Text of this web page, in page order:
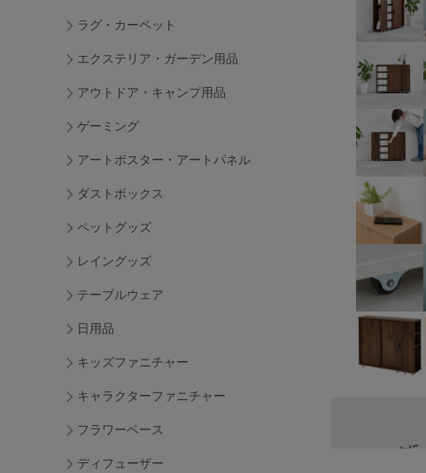
ラグ・カーペット
エクステリア・ガーデン用品
アウトドア・キャンプ用品
ゲーミング
アートポスター・アートパネル
ダストボックス
ペットグッズ
レイングッズ
テーブルウェア
日用品
キッズファニチャー
キャラクターファニチャー
フラワーベース
ディフューザー